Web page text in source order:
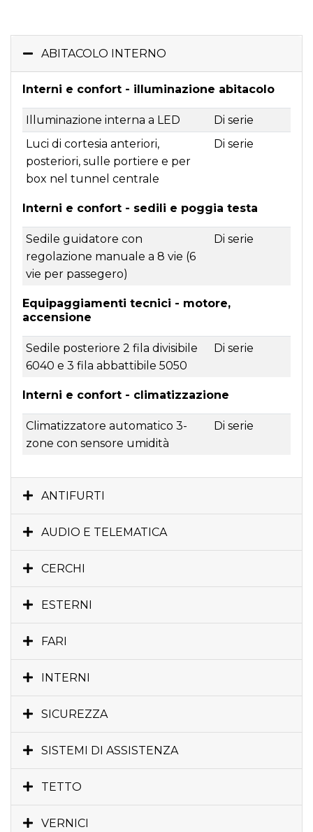
ABITACOLO INTERNO
Interni e confort - illuminazione abitacolo
Illuminazione interna a LED
Di serie
Luci di cortesia anteriori,
posteriori, sulle portiere e per
box nel tunnel centrale
Di serie
Interni e confort - sedili e poggia testa
Sedile guidatore con
regolazione manuale a 8 vie (6
vie per passegero)
Di serie
Equipaggiamenti tecnici - motore,
accensione
Sedile posteriore 2 fila divisibile
6040 e 3 fila abbattibile 5050
Di serie
Interni e confort - climatizzazione
Climatizzatore automatico 3-
zone con sensore umidità
Di serie
ANTIFURTI
AUDIO E TELEMATICA
CERCHI
ESTERNI
FARI
INTERNI
SICUREZZA
SISTEMI DI ASSISTENZA
TETTO
VERNICI